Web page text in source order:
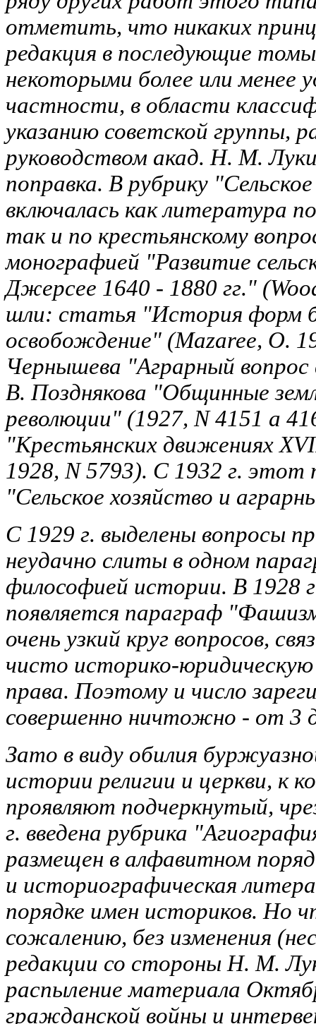
отметить, что никаких
редакция в последующие
некоторыми более или менее
частности, в области
указанию советской группы,
руководством акад. Н. М.
поправка. В рубрику
включалась как литература
так и по крестьянскому
монографией "Развитие
Джерсее 1640 - 1880 гг."
шли: статья "История форм
освобождение" (Mazaree, О.
Чернышева "Аграрный вопрос
В. Позднякова "Общинные
революции" (1927, N 4151 а
"Крестьянских движениях
1928, N 5793). С 1932 г. этот
"Сельское хозяйство и
С 1929 г. выделены вопросы
неудачно слиты в одном
философией истории. В 1928
появляется параграф
очень узкий круг вопросов,
чисто историко-
права. Поэтому и число
совершенно ничтожно - от 3
Зато в виду обилия
истории религии и церкви, к
проявляют подчеркнутый,
г. введена рубрика
размещен в алфавитном
и историографическая
порядке имен историков. Но
сожалению, без изменения
редакции со стороны Н. М.
распыление материала
гражданской войны и